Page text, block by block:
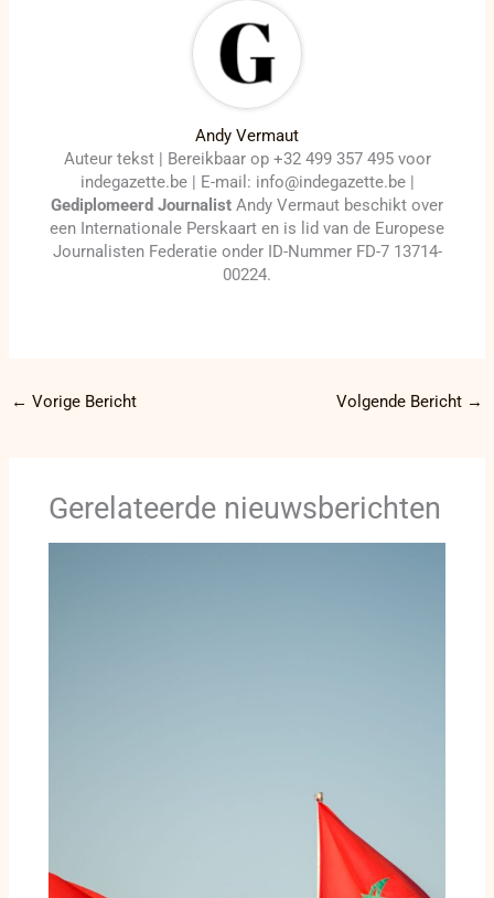
Andy Vermaut
Auteur tekst | Bereikbaar op +32 499 357 495 voor
indegazette.be | E-mail: info@indegazette.be |
Gediplomeerd Journalist Andy Vermaut beschikt over
een Internationale Perskaart en is lid van de Europese
Journalisten Federatie onder ID-Nummer FD-7 13714-
00224.
← Vorige Bericht Volgende Bericht →
Gerelateerde nieuwsberichten